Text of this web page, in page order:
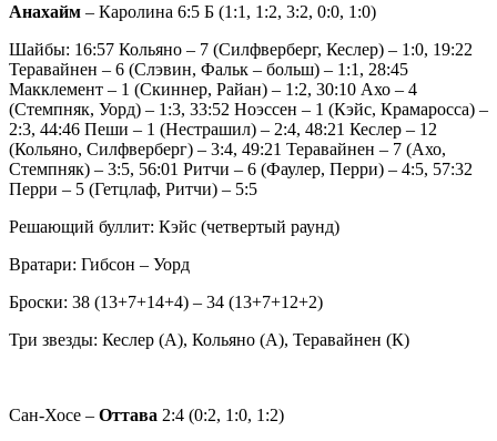
Анахайм – Каролина 6:5 Б (1:1, 1:2, 3:2, 0:0, 1:0)
Шайбы: 16:57 Кольяно – 7 (Силфверберг, Кеслер) – 1:0, 19:22
Теравайнен – 6 (Слэвин, Фальк – больш) – 1:1, 28:45
Макклемент – 1 (Скиннер, Райан) – 1:2, 30:10 Ахо – 4
(Стемпняк, Уорд) – 1:3, 33:52 Ноэссен – 1 (Кэйс, Крамаросса) –
2:3, 44:46 Пеши – 1 (Нестрашил) – 2:4, 48:21 Кеслер – 12
(Кольяно, Силфверберг) – 3:4, 49:21 Теравайнен – 7 (Ахо,
Стемпняк) – 3:5, 56:01 Ритчи – 6 (Фаулер, Перри) – 4:5, 57:32
Перри – 5 (Гетцлаф, Ритчи) – 5:5
Решающий буллит: Кэйс (четвертый раунд)
Вратари: Гибсон – Уорд
Броски: 38 (13+7+14+4) – 34 (13+7+12+2)
Три звезды: Кеслер (А), Кольяно (А), Теравайнен (К)
Сан-Хосе – Оттава 2:4 (0:2, 1:0, 1:2)